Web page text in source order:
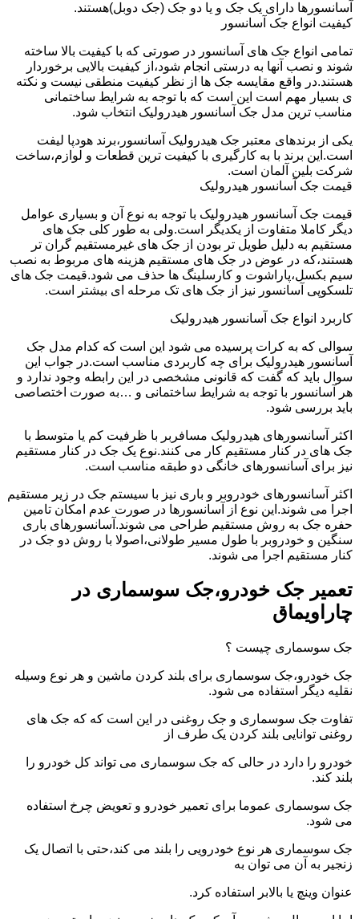
آسانسورها دارای یک جک و یا دو جک (جک دوبل)هستند.
کیفیت انواع جک آسانسور
تمامی انواع جک های آسانسور در صورتی که با کیفیت بالا ساخته
شوند و نصب آنها به درستی انجام شود،از کیفیت بالایی برخوردار
هستند.در واقع مقایسه جک ها از نظر کیفیت منطقی نیست و نکته
ی بسیار مهم است این است که با توجه به شرایط ساختمانی
مناسب ترین مدل جک آسانسور هیدرولیک انتخاب شود.
یکی از برندهای معتبر جک هیدرولیک آسانسور،برند هودپا لیفت
است.این برند با به کارگیری با کیفیت ترین قطعات و لوازم،ساخت
شرکت بلین آلمان است.
قیمت جک آسانسور هیدرولیک
قیمت جک آسانسور هیدرولیک با توجه به نوع آن و بسیاری عوامل
دیگر کاملا متفاوت از یکدیگر است.ولی به طور کلی جک های
مستقیم به دلیل طویل تر بودن از جک های غیرمستقیم گران تر
هستند،که در عوض در جک های مستقیم هزینه های مربوط به نصب
سیم بکسل،پاراشوت و کارسلینگ ها حذف می شود.قیمت جک های
تلسکوپی آسانسور نیز از جک های تک مرحله ای بیشتر است.
کاربرد انواع جک آسانسور هیدرولیک
سوالی که به کرات پرسیده می شود این است که کدام مدل جک
آسانسور هیدرولیک برای چه کاربردی مناسب است.در جواب این
سوال باید که گفت که قانونی مشخصی در این رابطه وجود ندارد و
هر آسانسور با توجه به شرایط ساختمانی و …به صورت اختصاصی
باید بررسی شود.
اکثر آسانسورهای هیدرولیک مسافربر با ظرفیت کم یا متوسط با
جک های در کنار مستقیم کار می کنند.نوع یک جک در کنار مستقیم
نیز برای آسانسورهای خانگی دو طبقه مناسب است.
اکثر آسانسورهای خودروبر و باری نیز با سیستم جک در زیر مستقیم
اجرا می شوند.این نوع از آسانسورها در صورت عدم امکان تامین
حفره جک به روش مستقیم طراحی می شوند.آسانسورهای باری
سنگین و خودروبر با طول مسیر طولانی،اصولا با روش دو جک در
کنار مستقیم اجرا می شوند.
تعمیر جک خودرو،جک سوسماری در
چاراویماق
جک سوسماری چیست ؟
جک خودرو،جک سوسماری برای بلند کردن ماشین و هر نوع وسیله
نقلیه دیگر استفاده می شود.
تفاوت جک سوسماری و جک روغنی در این است که که جک های
روغنی توانایی بلند کردن یک طرف از
خودرو را دارد در حالی که جک سوسماری می تواند کل خودرو را
بلند کند.
جک سوسماری عموما برای تعمیر خودرو و تعویض چرخ استفاده
می شود.
جک سوسماری هر نوع خودرویی را بلند می کند،حتی با اتصال یک
زنجیر به آن می توان به
عنوان وینچ یا بالابر استفاده کرد.